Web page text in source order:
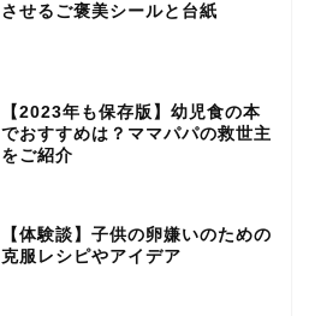
させるご褒美シールと台紙
【2023年も保存版】幼児食の本
でおすすめは？ママパパの救世主
をご紹介
【体験談】子供の卵嫌いのための
克服レシピやアイデア